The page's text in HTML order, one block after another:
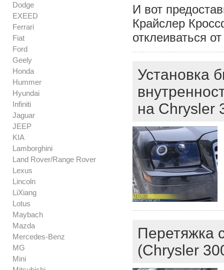
Dodge
EXEED
Ferrari
Fiat
Ford
Geely
Honda
Hummer
Hyundai
Infiniti
Jaguar
JEEP
KIA
Lamborghini
Land Rover/Range Rover
Lexus
Lincoln
LiXiang
Lotus
Maybach
Mazda
Mercedes-Benz
MG
Mini
И вот
Крайслер
отклеиваться
Установка
на Chrysler
Перетяжка
(Chrysler